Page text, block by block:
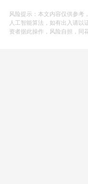
风险提示：本文内容仅供参考
人工智能算法，如有出入请以
资者据此操作，风险自担，同